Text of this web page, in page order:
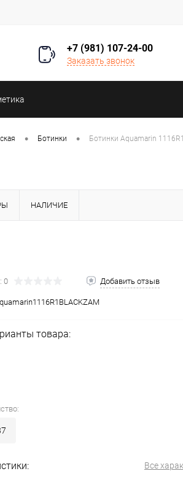
+7 (981) 107-24-00
Заказать звонок
• Ботинки • Ботинки Aquamarin
НАЛИЧИЕ
0 Добавить отзыв
товара:
Все